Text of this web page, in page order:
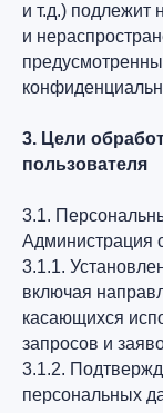
и т.д.)
и
3. Цели
пользователя
3.1.
Администрация
3.1.1.
включая
касающихся
запросов и
3.1.2.
персональных